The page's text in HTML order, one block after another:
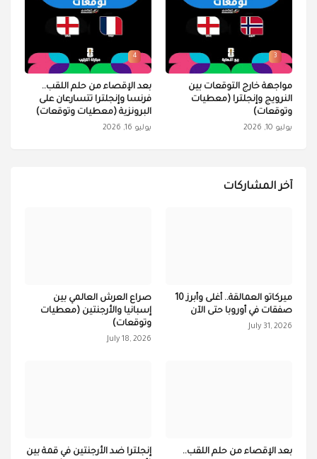
3
مواجهة خارج التوقعات بين
النرويج وإنجلترا (معطيات
وتوقعات)
يوليو 10, 2026
4
بعد الإقصاء من حلم اللقب..
فرنسا وإنجلترا تتسارعان على
البرونزية (معطيات وتوقعات)
يوليو 16, 2026
آخر المشاركات
ميركاتو العمالقة.. أغلى وأبرز 10
صفقات في أوروبا حتى الآن
July 31, 2026
صراع العرش العالمي بين
إسبانيا والأرجنتين (معطيات
وتوقعات)
July 18, 2026
بعد الإقصاء من حلم اللقب..
إنجلترا ضد الأرجنتين في قمة بين